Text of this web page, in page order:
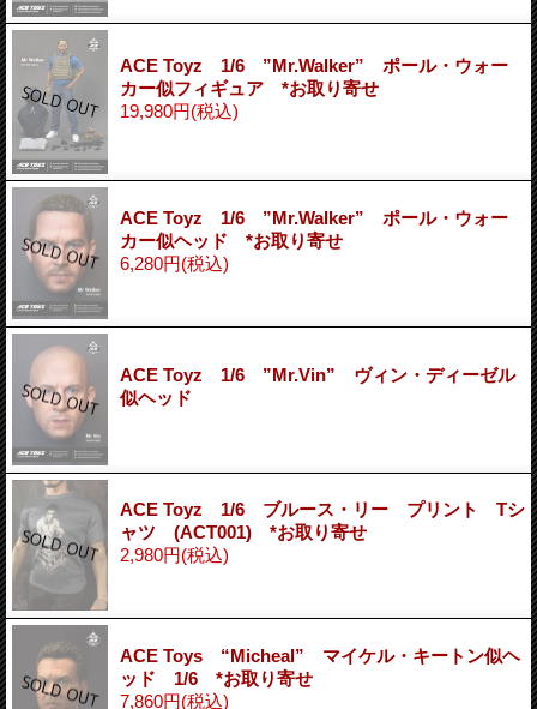
ACE Toyz 1/6 ”Mr.Walker” ポール・ウォー
カー似フィギュア *お取り寄せ
19,980円(税込)
ACE Toyz 1/6 ”Mr.Walker” ポール・ウォー
カー似ヘッド *お取り寄せ
6,280円(税込)
ACE Toyz 1/6 ”Mr.Vin” ヴィン・ディーゼル
似ヘッド
ACE Toyz 1/6 ブルース・リー プリント Tシ
ャツ (ACT001) *お取り寄せ
2,980円(税込)
ACE Toys “Micheal” マイケル・キートン似ヘ
ッド 1/6 *お取り寄せ
7,860円(税込)